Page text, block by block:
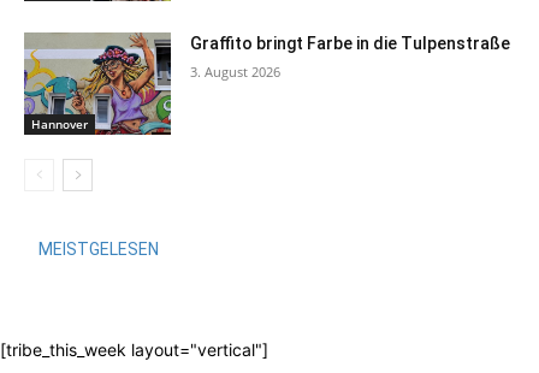
Hannover
Graffito bringt Farbe in die Tulpenstraße
3. August 2026
MEISTGELESEN
[tribe_this_week layout="vertical"]